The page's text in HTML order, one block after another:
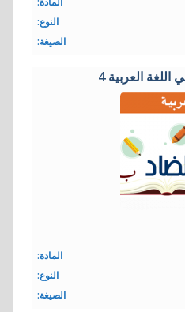
النوع:
الصيغة:
العربية 4
المادة:
النوع:
الصيغة: